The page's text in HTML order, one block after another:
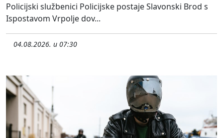
Policijski službenici Policijske postaje Slavonski Brod s
Ispostavom Vrpolje dov...
04.08.2026. u 07:30